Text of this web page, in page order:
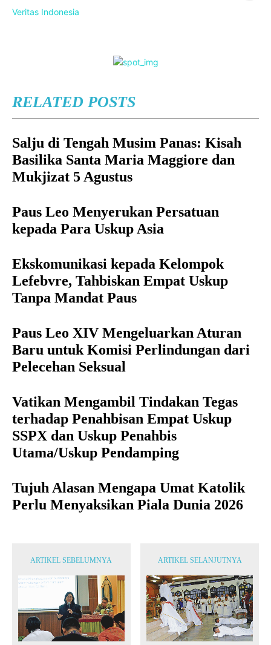
Veritas Indonesia
RELATED POSTS
Salju di Tengah Musim Panas: Kisah
Basilika Santa Maria Maggiore dan
Mukjizat 5 Agustus
Paus Leo Menyerukan Persatuan
kepada Para Uskup Asia
Ekskomunikasi kepada Kelompok
Lefebvre, Tahbiskan Empat Uskup
Tanpa Mandat Paus
Paus Leo XIV Mengeluarkan Aturan
Baru untuk Komisi Perlindungan dari
Pelecehan Seksual
Vatikan Mengambil Tindakan Tegas
terhadap Penahbisan Empat Uskup
SSPX dan Uskup Penahbis
Utama/Uskup Pendamping
Tujuh Alasan Mengapa Umat Katolik
Perlu Menyaksikan Piala Dunia 2026
ARTIKEL SEBELUMNYA ARTIKEL SELANJUTNYA